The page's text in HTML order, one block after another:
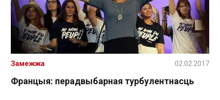
Францыя: перадвыбарная турбулентнасць
Замежжа 02.02.2017